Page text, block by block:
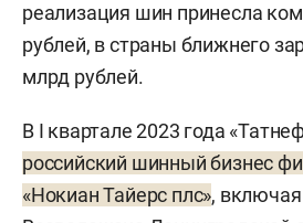
реализация шин принесла
рублей, в страны ближнего
млрд рублей.
В I квартале 2023 года
российский шинный бизнес
«Нокиан Тайерс плс», включая